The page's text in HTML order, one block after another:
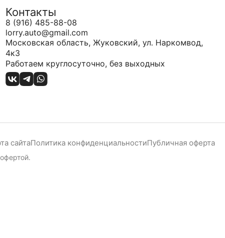
Контакты
8 (916) 485-88-08
lorry.auto@gmail.com
Московская область, Жуковский, ул. Наркомвод,
4к3
Работаем круглосуточно, без выходных
сайтаПолитика конфиденциальностиПубличная оферта